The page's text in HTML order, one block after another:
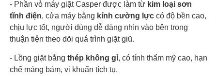
Kích
Cao 85 cm - Ngang 59.5 cm - Sâu 50.5 cm
Tự khởi động lại khi có điện Thêm đồ trong khi giặt
Xuất Xứ & Bảo Hành
- Phần vỏ máy giặt Casper được làm từ kim loại sơn
tĩnh điện, cửa máy bằng kính cường lực có độ bền cao,
chịu lực tốt, người dùng dễ dàng nhìn vào bên trong
thuận tiện theo dõi quá trình giặt giũ.
- Lồng giặt bằng thép không gỉ, có tính thẩm mỹ cao, hạn
chế mảng bám, vi khuẩn tích tụ.